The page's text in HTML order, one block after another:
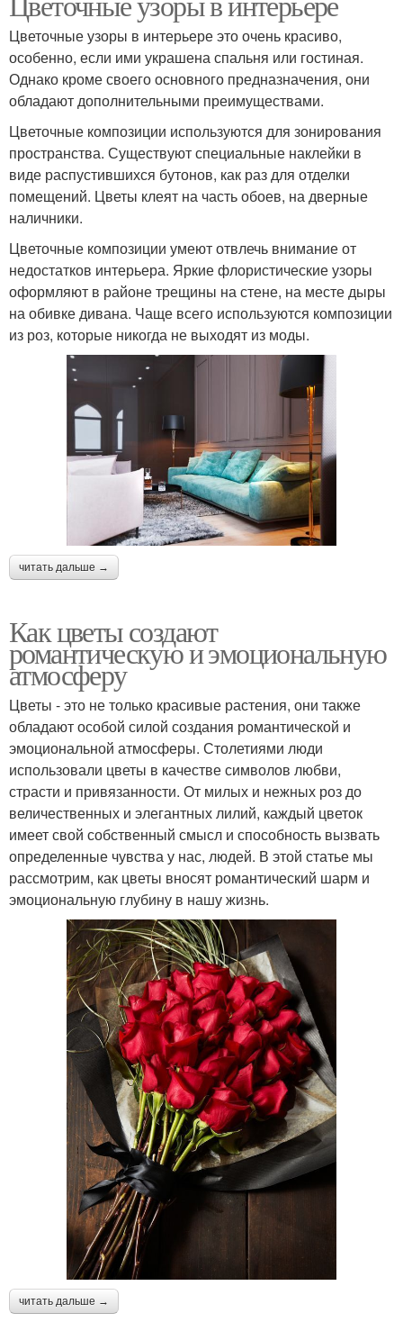
Цветочные узоры в интерьере это очень красиво,
особенно, если ими украшена спальня или гостиная.
Однако кроме своего основного предназначения, они
обладают дополнительными преимуществами.
Цветочные композиции используются для зонирования
пространства. Существуют специальные наклейки в
виде распустившихся бутонов, как раз для отделки
помещений. Цветы клеят на часть обоев, на дверные
наличники.
Цветочные композиции умеют отвлечь внимание от
недостатков интерьера. Яркие флористические узоры
оформляют в районе трещины на стене, на месте дыры
на обивке дивана. Чаще всего используются композиции
из роз, которые никогда не выходят из моды.
читать дальше →
Как цветы создают
романтическую и эмоциональную
атмосферу
Цветы - это не только красивые растения, они также
обладают особой силой создания романтической и
эмоциональной атмосферы. Столетиями люди
использовали цветы в качестве символов любви,
страсти и привязанности. От милых и нежных роз до
величественных и элегантных лилий, каждый цветок
имеет свой собственный смысл и способность вызвать
определенные чувства у нас, людей. В этой статье мы
рассмотрим, как цветы вносят романтический шарм и
эмоциональную глубину в нашу жизнь.
читать дальше →